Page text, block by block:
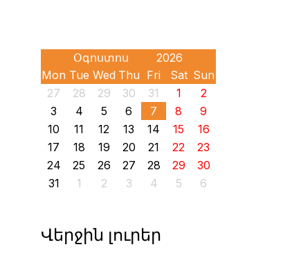
Mon Tue Wed Thu Fri Sat Sun
27
28 29 30 31 1
2
3
4 5 6 7 8
9
10
11 12 13 14 15
16
17
18 19 20 21 22
23
24
25 26 27 28 29
30
31
1 2 3 4 5 6
Վերջին լուրեր